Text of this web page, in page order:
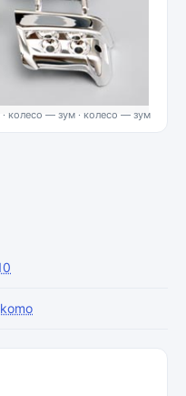
колесо — зум